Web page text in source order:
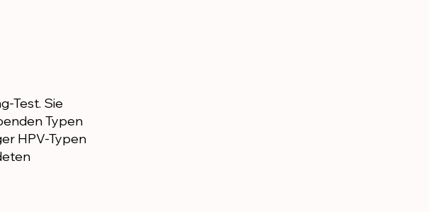
Test. Sie
Typen
HPV-Typen